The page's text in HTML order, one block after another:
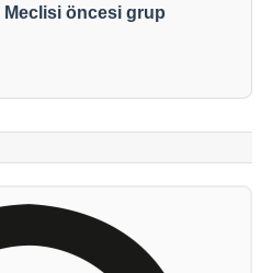
Meclisi öncesi grup